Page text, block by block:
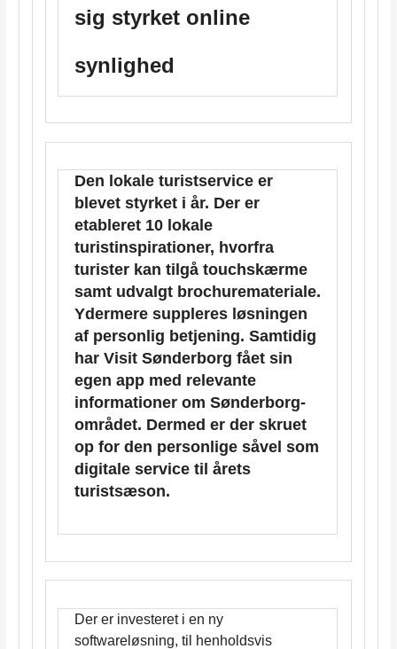
sig styrket online
synlighed
Den lokale turistservice er
blevet styrket i år. Der er
etableret 10 lokale
turistinspirationer, hvorfra
turister kan tilgå touchskærme
samt udvalgt brochuremateriale.
Ydermere suppleres løsningen
af personlig betjening. Samtidig
har Visit Sønderborg fået sin
egen app med relevante
informationer om Sønderborg-
området. Dermed er der skruet
op for den personlige såvel som
digitale service til årets
turistsæson.
Der er investeret i en ny
softwareløsning, til henholdsvis